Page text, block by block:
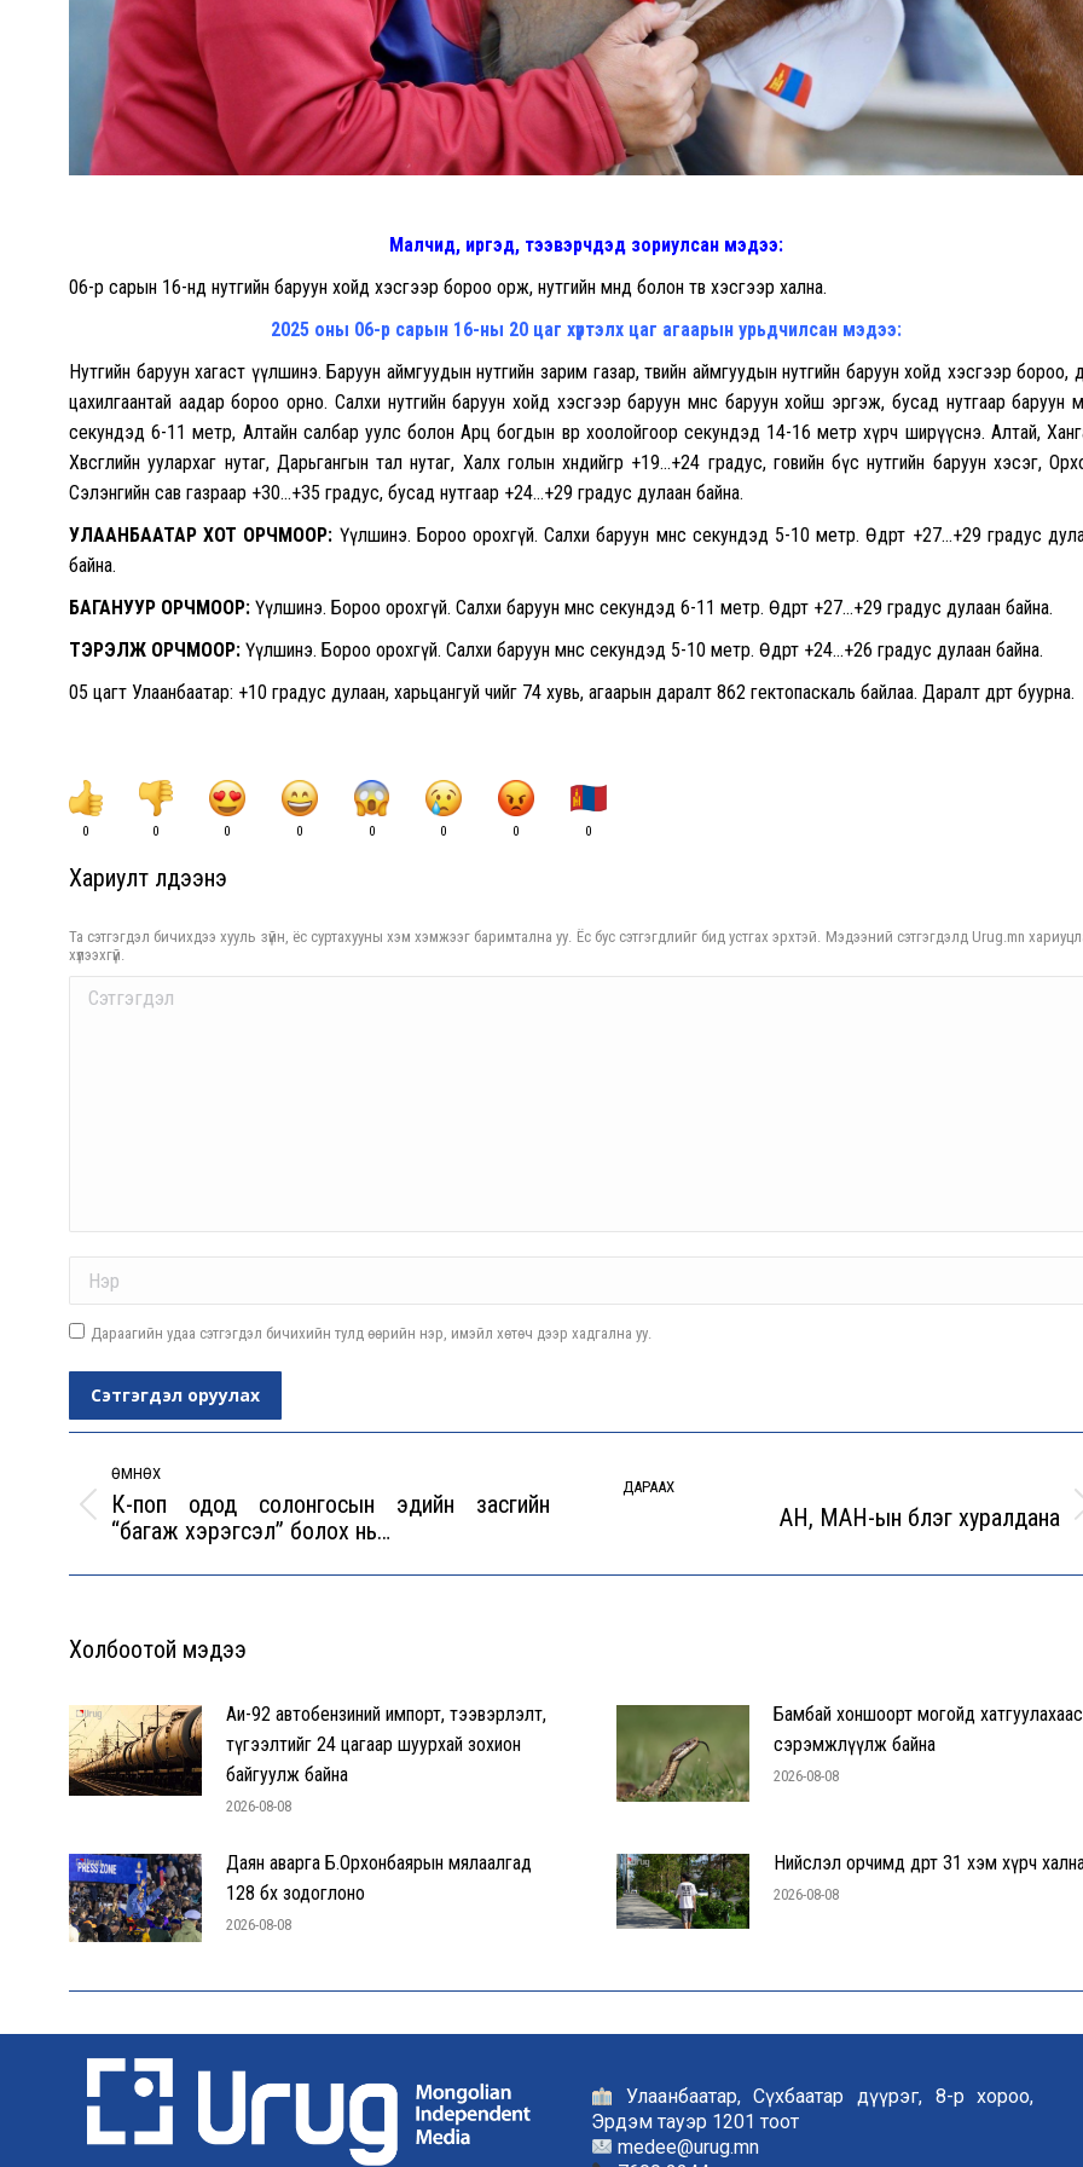
Малчид, иргэд, тээвэрчдэд зориулсан мэдээ:
06-р сарын 16-нд нутгийн баруун хойд хэсгээр бороо орж, нутгийн өмнөд болон төв хэсгээр хална.
2025 оны 06-р сарын 16-ны 20 цаг хүртэлх цаг агаарын урьдчилсан мэдээ:
Нутгийн баруун хагаст үүлшинэ. Баруун аймгуудын нутгийн зарим газар, төвийн аймгуудын нутгийн баруун хойд хэсгээр бороо,
цахилгаантай аадар бороо орно. Салхи нутгийн баруун хойд хэсгээр баруун өмнөөс баруун хойш эргэж, бусад нутгаар баруун
секундэд 6-11 метр, Алтайн салбар уулс болон Арц богдын өвөр хоолойгоор секундэд 14-16 метр хүрч ширүүснэ. Алтай,
Хөвсгөлийн уулархаг нутаг, Дарьгангын тал нутаг, Халх голын хөндийгөөр +19…+24 градус, говийн бүс нутгийн баруун хэсэг,
Сэлэнгийн сав газраар +30…+35 градус, бусад нутгаар +24…+29 градус дулаан байна.
УЛААНБААТАР ХОТ ОРЧМООР: Үүлшинэ. Бороо орохгүй. Салхи баруун өмнөөс секундэд 5-10 метр. Өдөртөө +27…+29 градус
байна.
БАГАНУУР ОРЧМООР: Үүлшинэ. Бороо орохгүй. Салхи баруун өмнөөс секундэд 6-11 метр. Өдөртөө +27…+29 градус дулаан байна.
ТЭРЭЛЖ ОРЧМООР: Үүлшинэ. Бороо орохгүй. Салхи баруун өмнөөс секундэд 5-10 метр. Өдөртөө +24…+26 градус дулаан байна.
05 цагт Улаанбаатар: +10 градус дулаан, харьцангуй чийг 74 хувь, агаарын даралт 862 гектопаскаль байлаа. Даралт өдөртөө буурна.
0 0 0 0 0 0 0 0
Хариулт үлдээнэ үү
Та сэтгэгдэл бичихдээ хууль зүйн, ёс суртахууны хэм хэмжээг баримтална уу. Ёс бус сэтгэгдлийг бид устгах эрхтэй. Мэдээний сэтгэгдэлд Urug.mn
хүлээхгүй.
Comment
Дараагийн удаа сэтгэгдэл бичихийн тулд өөрийн нэр, имэйл хөтөч дээр хадгална уу.
Сэтгэгдэл оруулах
navigation
ӨМНӨХ
Previous
К-поп одод солонгосын эдийн засгийн
“багаж хэрэгсэл” болох нь…
ДАРААХ
АН, МАН-ын бүлэг хуралдана
Холбоотой мэдээ
Аи-92 автобензиний импорт, тээвэрлэлт,
түгээлтийг 24 цагаар шуурхай зохион
байгуулж байна
2026-08-08
Бамбай хоншоорт могойд хатгуулахаас
сэрэмжлүүлж байна
2026-08-08
Даян аварга Б.Орхонбаярын мялаалгад
128 бөх зодоглоно
2026-08-08
Нийслэл орчимд өдөртөө 31 хэм хүрч
2026-08-08
Улаанбаатар, Сүхбаатар дүүрэг, 8-р хороо,
Эрдэм тауэр 1201 тоот
medee@urug.mn